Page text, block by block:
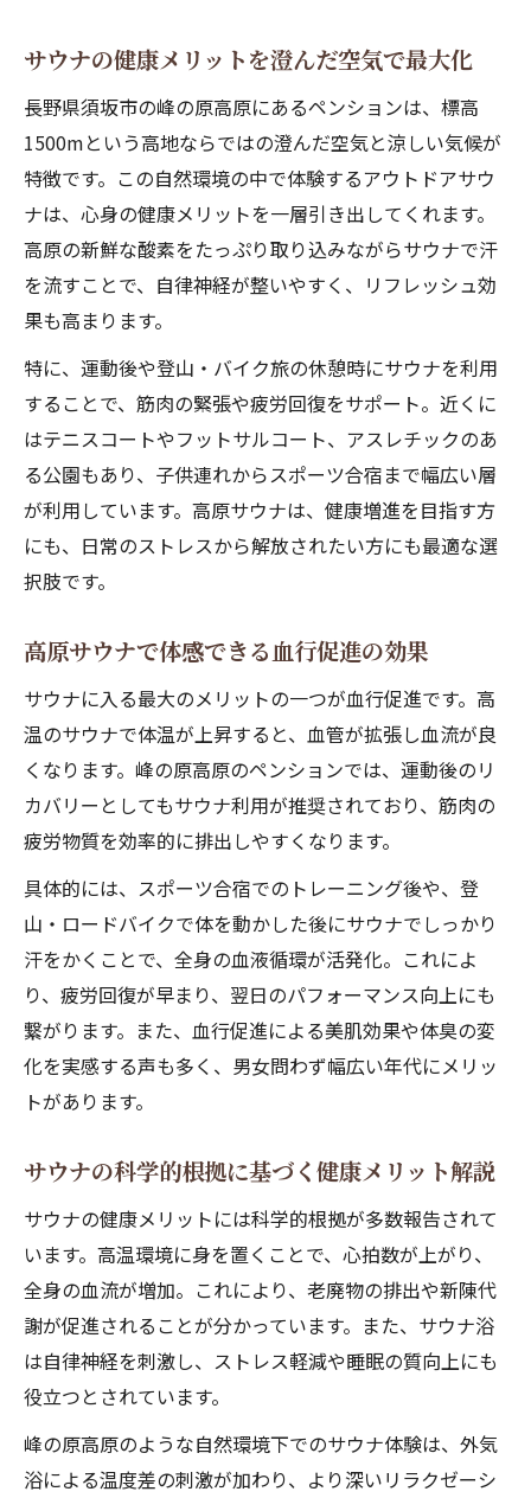
サウナの健康メリットを澄んだ空気で最大化
長野県須坂市の峰の原高原にあるペンションは、標高
1500mという高地ならではの澄んだ空気と涼しい気候が
特徴です。この自然環境の中で体験するアウトドアサウ
ナは、心身の健康メリットを一層引き出してくれます。
高原の新鮮な酸素をたっぷり取り込みながらサウナで汗
を流すことで、自律神経が整いやすく、リフレッシュ効
果も高まります。
特に、運動後や登山・バイク旅の休憩時にサウナを利用
することで、筋肉の緊張や疲労回復をサポート。近くに
はテニスコートやフットサルコート、アスレチックのあ
る公園もあり、子供連れからスポーツ合宿まで幅広い層
が利用しています。高原サウナは、健康増進を目指す方
にも、日常のストレスから解放されたい方にも最適な選
択肢です。
高原サウナで体感できる血行促進の効果
サウナに入る最大のメリットの一つが血行促進です。高
温のサウナで体温が上昇すると、血管が拡張し血流が良
くなります。峰の原高原のペンションでは、運動後のリ
カバリーとしてもサウナ利用が推奨されており、筋肉の
疲労物質を効率的に排出しやすくなります。
具体的には、スポーツ合宿でのトレーニング後や、登
山・ロードバイクで体を動かした後にサウナでしっかり
汗をかくことで、全身の血液循環が活発化。これによ
り、疲労回復が早まり、翌日のパフォーマンス向上にも
繋がります。また、血行促進による美肌効果や体臭の変
化を実感する声も多く、男女問わず幅広い年代にメリッ
トがあります。
サウナの科学的根拠に基づく健康メリット解説
サウナの健康メリットには科学的根拠が多数報告されて
います。高温環境に身を置くことで、心拍数が上がり、
全身の血流が増加。これにより、老廃物の排出や新陳代
謝が促進されることが分かっています。また、サウナ浴
は自律神経を刺激し、ストレス軽減や睡眠の質向上にも
役立つとされています。
峰の原高原のような自然環境下でのサウナ体験は、外気
浴による温度差の刺激が加わり、より深いリラクゼーシ